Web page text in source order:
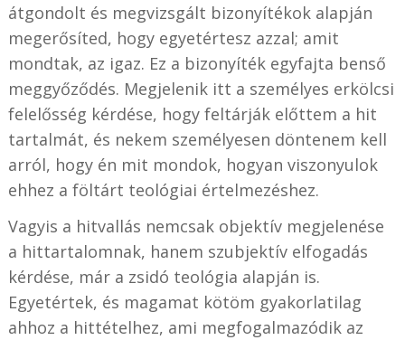
átgondolt és megvizsgált bizonyítékok alapján
megerősíted, hogy egyetértesz azzal; amit
mondtak, az igaz. Ez a bizonyíték egyfajta benső
meggyőződés. Megjelenik itt a személyes erkölcsi
felelősség kérdése, hogy feltárják előttem a hit
tartalmát, és nekem személyesen döntenem kell
arról, hogy én mit mondok, hogyan viszonyulok
ehhez a föltárt teológiai értelmezéshez.
Vagyis a hitvallás nemcsak objektív megjelenése
a hittartalomnak, hanem szubjektív elfogadás
kérdése, már a zsidó teológia alapján is.
Egyetértek, és magamat kötöm gyakorlatilag
ahhoz a hittételhez, ami megfogalmazódik az